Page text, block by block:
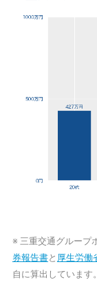
※ 三重交通グループ
券報告書と 厚生労働
自に算出しています。